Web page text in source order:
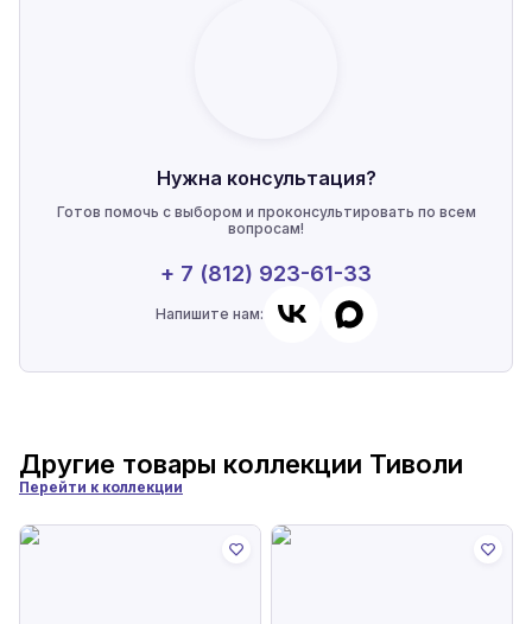
Нужна консультация?
Готов помочь с выбором и проконсультировать по всем
вопросам!
+ 7 (812) 923-61-33
Напишите нам:
Другие товары коллекции Тиволи
Перейти к коллекции